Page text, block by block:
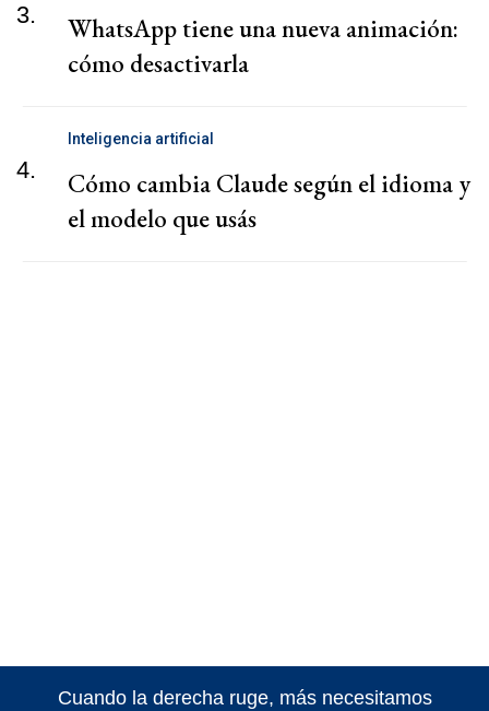
3.
WhatsApp tiene una nueva animación:
cómo desactivarla
4.
Inteligencia artificial
Cómo cambia Claude según el idioma y
el modelo que usás
Cuando la derecha ruge, más necesitamos